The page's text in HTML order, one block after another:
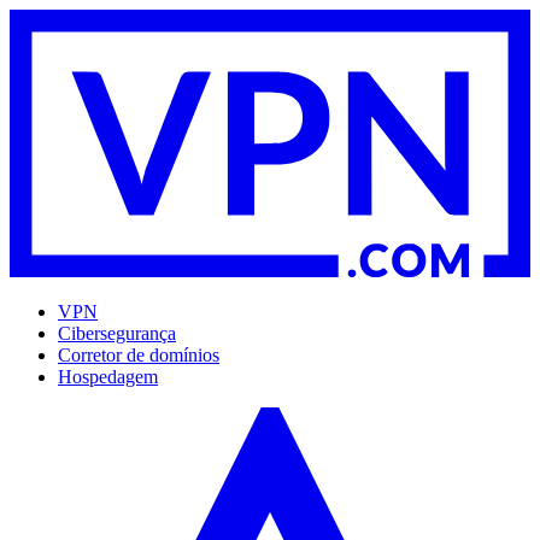
VPN
Cibersegurança
Corretor de domínios
Hospedagem